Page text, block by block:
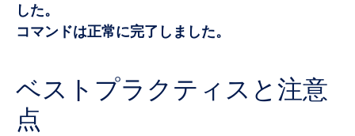
した。
コマンドは正常に完了しました。
ベストプラクティスと注意
点